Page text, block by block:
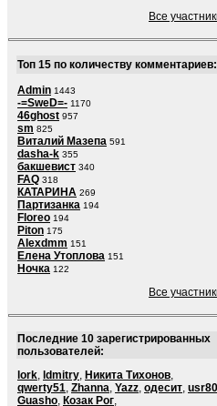
Все
Топ 15 по количеству комментариев:
Admin 1443
-=SweD=- 1170
46ghost 957
sm 825
Виталий Мазепа 591
dasha-k 355
бакшевист 340
FAQ 318
КАТАРИНА 269
Партизанка 194
Floreo 194
Piton 175
Alexdmm 151
Елена Утоплова 151
Ночка 122
Все
Последние 10 зарегистрированных
пользователей:
lork, ldmitry, Никита Тихонов,
qwerty51, Zhanna, Yazz, одесит, usr80
Guasho, Козак Рог,